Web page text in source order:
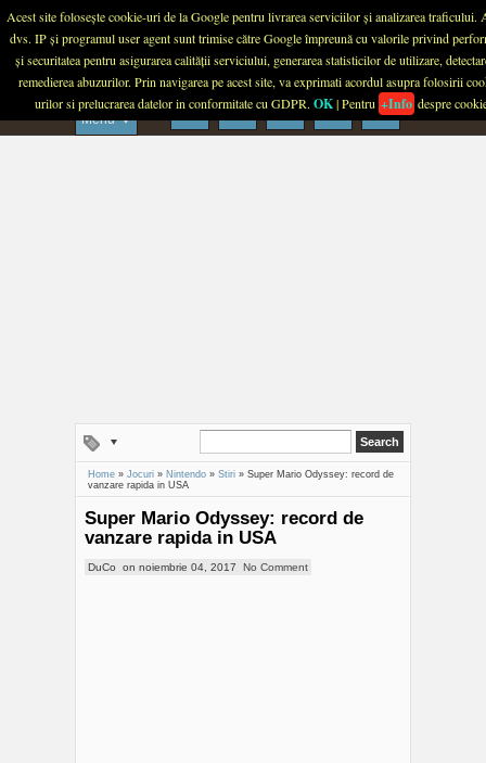
Menu
PLANETA TECH
Menu
Home » Jocuri » Nintendo » Stiri » Super Mario Odyssey: record de
vanzare rapida in USA
Super Mario Odyssey: record de
vanzare rapida in USA
DuCo on noiembrie 04, 2017 No Comment
Acest site folosește cookie-uri de la Google pentru livrarea serviciilor și analizarea traficului.
dvs. IP și programul user agent sunt trimise către Google împreună cu valorile privind
și securitatea pentru asigurarea calității serviciului, generarea statisticilor de utilizare,
remedierea abuzurilor. Prin navigarea pe acest site, va exprimati acordul asupra folosirii
urilor si prelucrarea datelor in conformitate cu GDPR. OK| Pentru +Info despre